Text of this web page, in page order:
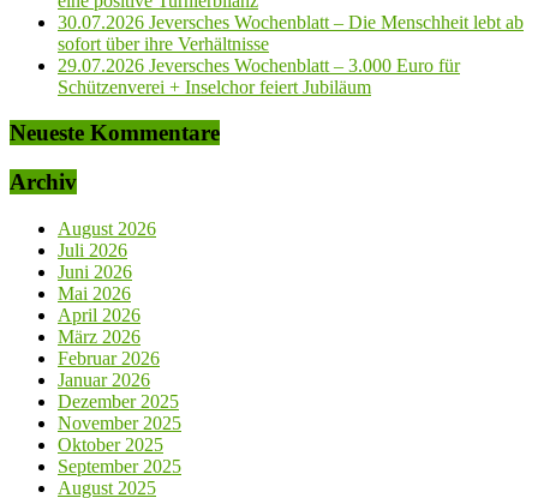
30.07.2026 Jeversches Wochenblatt – Die Menschheit lebt ab
sofort über ihre Verhältnisse
29.07.2026 Jeversches Wochenblatt – 3.000 Euro für
Schützenverei + Inselchor feiert Jubiläum
Neueste Kommentare
Archiv
August 2026
Juli 2026
Juni 2026
Mai 2026
April 2026
März 2026
Februar 2026
Januar 2026
Dezember 2025
November 2025
Oktober 2025
September 2025
August 2025